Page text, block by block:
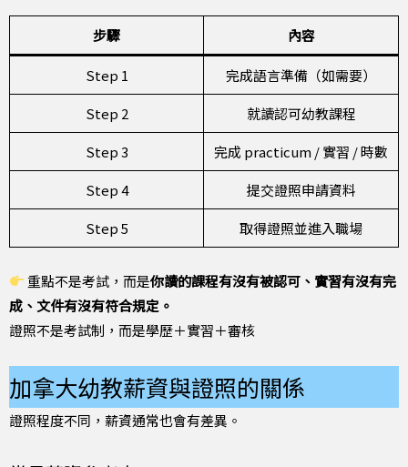
步驟 內容
Step 1
完成語言準備（如需要）
Step 2
就讀認可幼教課程
Step 3
完成 practicum / 實習 / 時數
Step 4
提交證照申請資料
Step 5
取得證照並進入職場
重點不是考試，而是你讀的課程有沒有被認可、實習有沒有完
成、文件有沒有符合規定。
證照不是考試制，而是學歷＋實習＋審核
加拿大幼教薪資與證照的關係
證照程度不同，薪資通常也會有差異。